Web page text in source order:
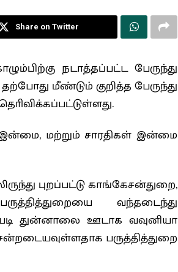
Share on Twitter
நடாத்தப்பட்ட பேருந்து
மீண்டும் குறித்த பேருந்து
மற்றும் சாரதிகள் இன்மை
புறப்பட்டு காங்கேசன்துறை,
வந்தடைந்து
துன்னாலை ஊடாக வவுனியா
பருத்தித்துறை